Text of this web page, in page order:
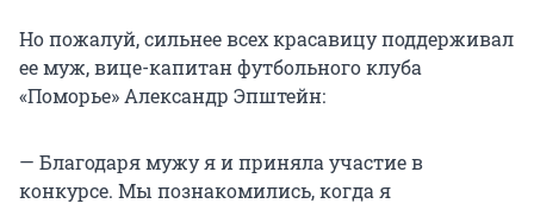
Но пожалуй, сильнее всех красавицу поддерживал
ее муж, вице-капитан футбольного клуба
«Поморье» Александр Эпштейн:
— Благодаря мужу я и приняла участие в
конкурсе. Мы познакомились, когда я